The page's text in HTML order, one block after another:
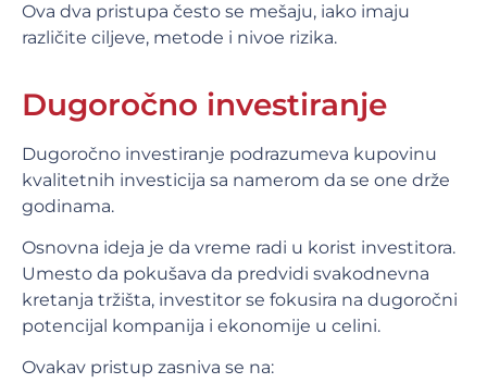
Ova dva pristupa često se mešaju, iako imaju
različite ciljeve, metode i nivoe rizika.
Dugoročno investiranje
Dugoročno investiranje podrazumeva kupovinu
kvalitetnih investicija sa namerom da se one drže
godinama.
Osnovna ideja je da vreme radi u korist investitora.
Umesto da pokušava da predvidi svakodnevna
kretanja tržišta, investitor se fokusira na dugoročni
potencijal kompanija i ekonomije u celini.
Ovakav pristup zasniva se na: